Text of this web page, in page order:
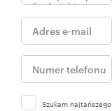
Szukam najtańszego